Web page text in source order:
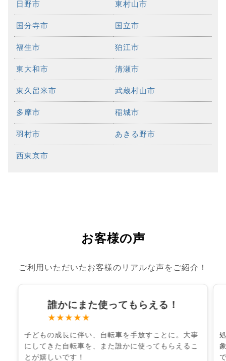
日野市 東村山市
国分寺市 国立市
福生市 狛江市
東大和市 清瀬市
東久留米市 武蔵村山市
多摩市 稲城市
羽村市 あきる野市
西東京市
お客様の声
ご利用いただいたお客様のリアルな声をご紹介！
誰かにまた使ってもらえる！
★★★★★
子どもの成長に伴い、自転車を手放すことに。大事
にしてきた自転車を、また誰かに使ってもらえるこ
とが嬉しいです！